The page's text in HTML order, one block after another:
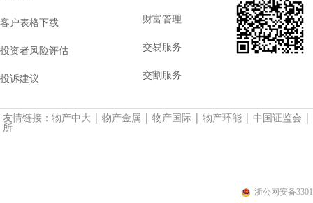
客户表格下载
投资者风险评估
投诉建议
财富管理
交易服务
交割服务
友情链接： 物产中大 | 物产金属 | 物产国际 | 物产环能 | 中国证监会 |
所
浙公网安备